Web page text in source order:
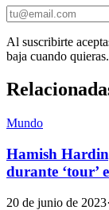
Al suscribirte
baja cuando quieras.
Mundo
Hamish
durante ‘tour’
20 de junio de 2023·